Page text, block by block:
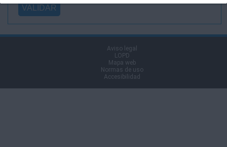
Aviso legal
LOPD
Mapa web
Normas de uso
Accesibilidad